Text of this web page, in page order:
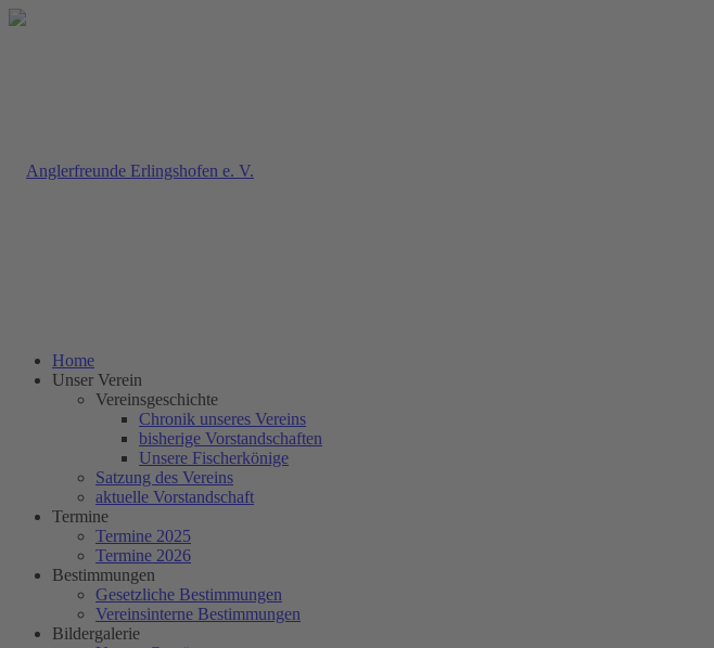
Home
Unser Verein
Vereinsgeschichte
Chronik unseres Vereins
bisherige Vorstandschaften
Unsere Fischerkönige
Satzung des Vereins
aktuelle Vorstandschaft
Termine
Termine 2025
Termine 2026
Bestimmungen
Gesetzliche Bestimmungen
Vereinsinterne Bestimmungen
Bildergalerie